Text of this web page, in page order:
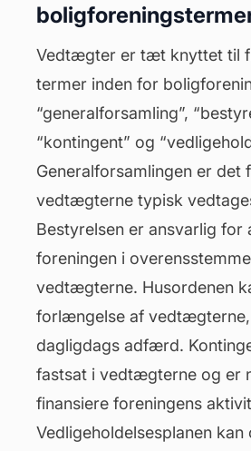
Vedtægter er tæt knyttet til
termer inden for
“generalforsamling”,
“kontingent” og
Generalforsamlingen er det
vedtægterne typisk
Bestyrelsen er ansvarlig for
foreningen i
vedtægterne. Husordenen
forlængelse af
dagligdags adfærd.
fastsat i vedtægterne og er
finansiere foreningens
Vedligeholdelsesplanen